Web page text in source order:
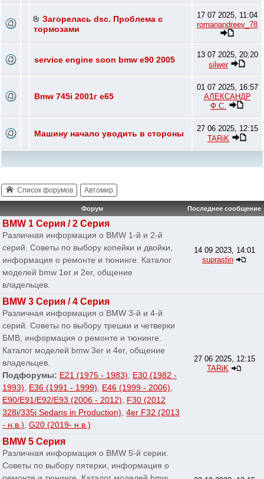
Загорелась dsc. Проблема с
тормозами
17 07 2025, 11:04
romanandreev_78
service engine soon bmw e90 2005
13 07 2025, 20:20
silwer
Bmw 745i 2001г e65
01 07 2025, 16:57
АЛЕКСАНДР
Ф.С.
Машину начало уводить в стороны
27 06 2025, 12:15
TARiK
Список форумов Автомир
Форум Последнее сообщение
BMW 1 Серия / 2 Серия
Различная информация о BMW 1-й и 2-й
серий. Советы по выбору копейки и двойки,
информация о ремонте и тюнинге. Каталог
моделей bmw 1er и 2er, общение
владельцев.
14 09 2023, 14:01
suprastin
BMW 3 Серия / 4 Серия
Различная информация о BMW 3-й и 4-й
серий. Советы по выбору трешки и четверки
БМВ, информация о ремонте и тюнинге.
Каталог моделей bmw 3er и 4er, общение
владельцев.
Подфорумы: E21 (1975 - 1983), E30 (1982 -
1993), E36 (1991 - 1999), E46 (1999 - 2006),
E90/E91/E92/E93 (2006 - 2012), F30 (2012
328i/335i Sedans in Production), 4er F32 (2013
- н.в.), G20 (2019- н.в.)
27 06 2025, 12:15
TARiK
BMW 5 Серия
Различная информация о BMW 5-й серии.
Советы по выбору пятерки, информация о